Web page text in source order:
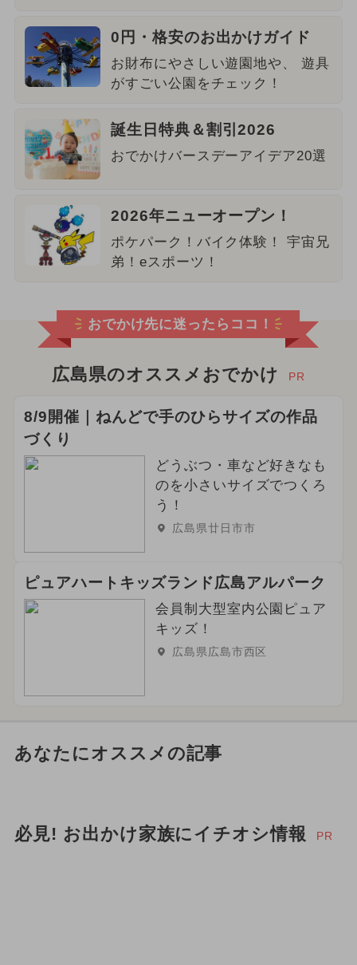
0円・格安のお出かけガイド
お財布にやさしい遊園地や、 遊具
がすごい公園をチェック！
誕生日特典＆割引2026
おでかけバースデーアイデア20選
2026年ニューオープン！
ポケパーク！バイク体験！ 宇宙兄
弟！eスポーツ！
おでかけ先に迷ったらココ！
広島県のオススメおでかけ PR
8/9開催｜ねんどで手のひらサイズの作品
づくり
どうぶつ・車など好きなも
のを小さいサイズでつくろ
う！
広島県廿日市市
ピュアハートキッズランド広島アルパーク
会員制大型室内公園ピュア
キッズ！
広島県広島市西区
あなたにオススメの記事
必見! お出かけ家族にイチオシ情報 PR